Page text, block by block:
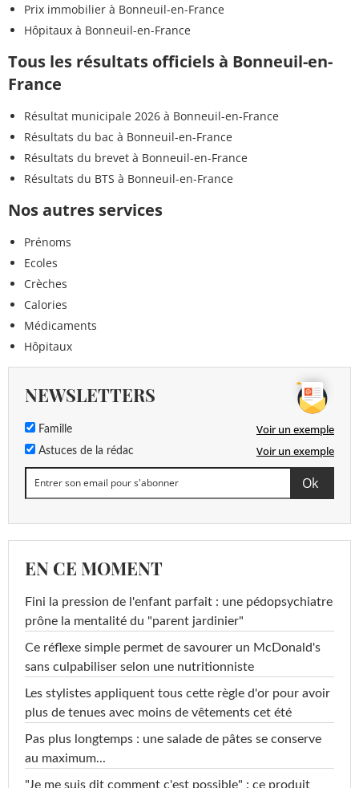
Prix immobilier à Bonneuil-en-France
Hôpitaux à Bonneuil-en-France
Tous les résultats officiels à Bonneuil-en-
France
Résultat municipale 2026 à Bonneuil-en-France
Résultats du bac à Bonneuil-en-France
Résultats du brevet à Bonneuil-en-France
Résultats du BTS à Bonneuil-en-France
Nos autres services
Prénoms
Ecoles
Crèches
Calories
Médicaments
Hôpitaux
NEWSLETTERS
Famille Voir un exemple
Astuces de la rédac Voir un exemple
EN CE MOMENT
Fini la pression de l'enfant parfait : une pédopsychiatre
prône la mentalité du "parent jardinier"
Ce réflexe simple permet de savourer un McDonald's
sans culpabiliser selon une nutritionniste
Les stylistes appliquent tous cette règle d'or pour avoir
plus de tenues avec moins de vêtements cet été
Pas plus longtemps : une salade de pâtes se conserve
au maximum...
"Je me suis dit comment c'est possible" : ce produit